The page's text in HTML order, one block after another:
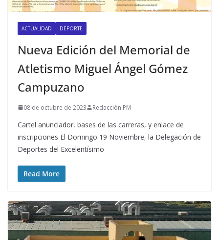
ACTUALIDAD DEPORTE
Nueva Edición del Memorial de
Atletismo Miguel Ángel Gómez
Campuzano
08 de octubre de 2023 Redacción PM
Cartel anunciador, bases de las carreras, y enlace de
inscripciones El Domingo 19 Noviembre, la Delegación de
Deportes del Excelentísimo
Read More